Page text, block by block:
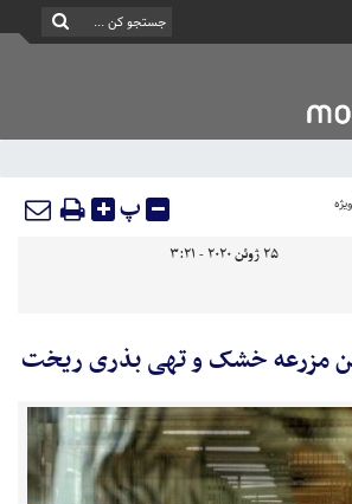
ویژه پ
25 ژوئن 2020 - 3:21
مزرعه خشک و تهی بذری ریخت